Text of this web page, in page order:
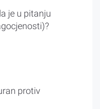
je u pitanju
protiv